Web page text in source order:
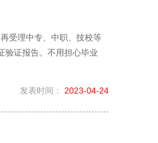
受理中专、中职、技校等
验证报告。不用担心毕业
发表时间： 2023-04-24